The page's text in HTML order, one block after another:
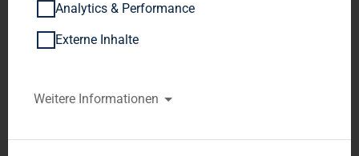
TAG Immobilien AG: Neue
Mitglieder im Aufsichtsrat
der TAG; Claudia Hoyer
das Unternehmen
Analytics & Performance
Externe Inhalte
Weitere Informationen